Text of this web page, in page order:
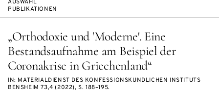
AUSWAHL
PUBLIKATIONEN
„Orthodoxie und 'Moderne'. Eine
Bestandsaufnahme am Beispiel der
Coronakrise in Griechenland“
IN: MATERIALDIENST DES KONFESSIONSKUNDLICHEN INSTITUTS
BENSHEIM 73,4 (2022), S. 188–195.